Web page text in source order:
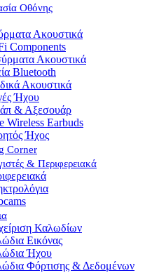
Οθόνης
Ακουστικά
Components
Ακουστικά
Bluetooth
Ακουστικά
Ήχου
& Αξεσουάρ
Wireless Earbuds
Ήχος
Corner
& Περιφερειακά
Καλωδίων
Εικόνας
Ήχου
Φόρτισης & Δεδομένων